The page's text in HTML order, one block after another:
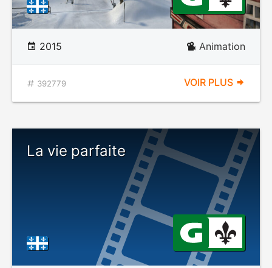
2015 Animation
392779 VOIR PLUS
La vie parfaite